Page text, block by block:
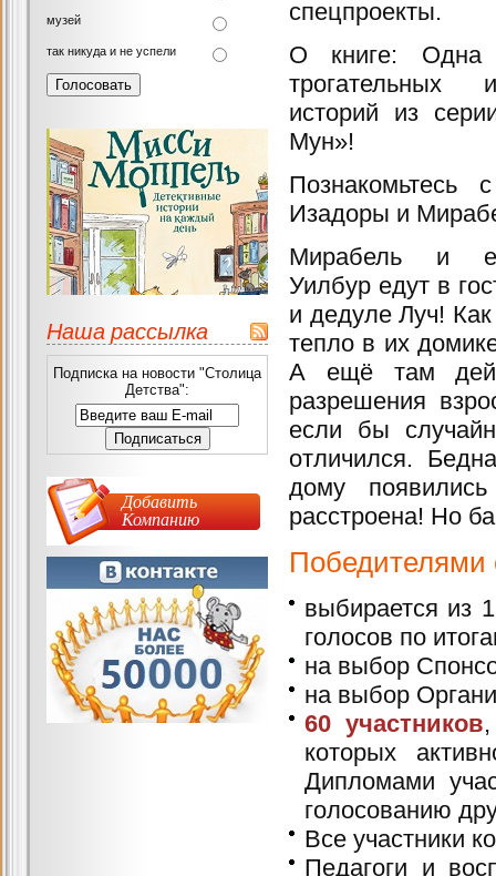
спецпроекты.
О книге:
историй из
Мун»!
Познакомьтесь
Изадоры и
Мирабель и
Уилбур едут в
и дедуле Луч!
тепло в их
А ещё там
разрешения
если бы
отличился.
дому
расстроена! Но
Победителями
выбирается из
голосов по
на выбор
на выбор
60 участников
которых
Дипломами
голосованию
Все участники
Педагоги и
музей
так никуда и не успели
Наша рассылка
Подписка на новости "Столица
Детства":
Добавить
Компанию